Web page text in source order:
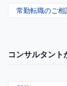
常勤転職のご相
コンサルタント